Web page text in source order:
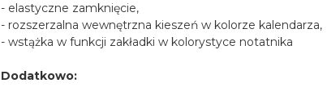
- elastyczne zamknięcie,
- rozszerzalna wewnętrzna kieszeń w kolorze kalendarza,
- wstążka w funkcji zakładki w kolorystyce notatnika
Dodatkowo: